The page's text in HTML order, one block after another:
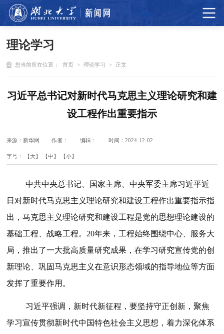
理论学习
您当前所在位置： 首页 > 理论学习 > 正文
习近平总书记对新时代马克思主义理论研究和建
设工程作出重要指示
来源：新华网 作者： 编辑： 时间：2024-12-02
字号： 【大】 【中】 【小】
中共中央总书记、国家主席、中央军委主席习近平近
日对新时代马克思主义理论研究和建设工程作出重要指示指
出，马克思主义理论研究和建设工程是党的思想理论建设的
基础工程、战略工程。20年来，工程始终围绕中心、服务大
局，推出了一大批高质量研究成果，在学习研究宣传党的创
新理论、巩固马克思主义在意识形态领域的指导地位等方面
发挥了重要作用。
习近平强调，新时代新征程，要坚持守正创新，聚焦
学习宣传贯彻新时代中国特色社会主义思想，着力深化体系